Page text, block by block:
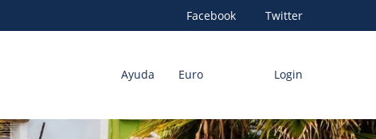
Facebook Twitter
Ayuda Euro Login